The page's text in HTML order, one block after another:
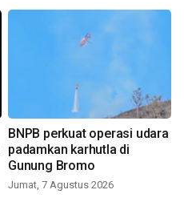
BNPB perkuat operasi udara
padamkan karhutla di
Gunung Bromo
Jumat, 7 Agustus 2026